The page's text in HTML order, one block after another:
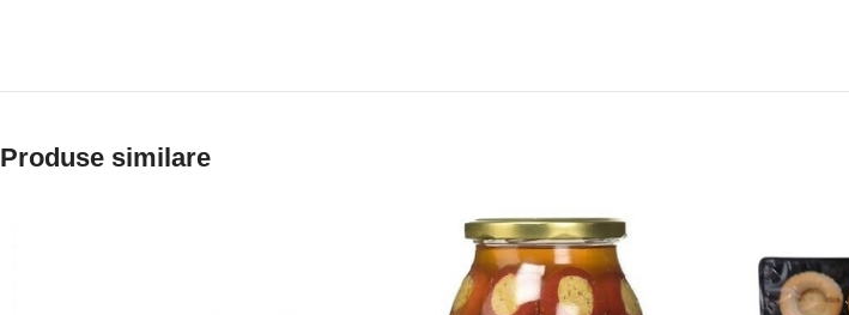
Produse similare